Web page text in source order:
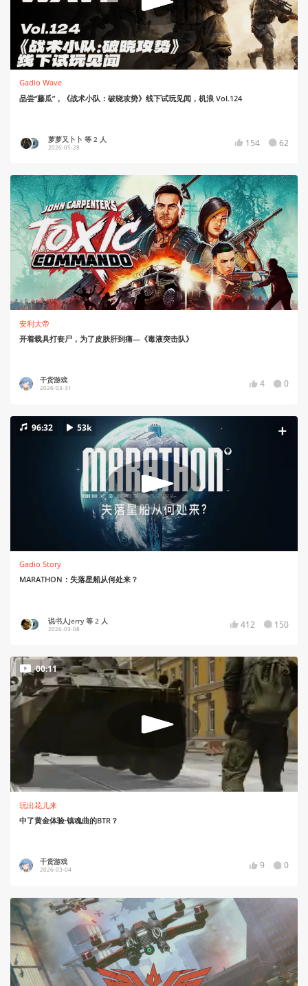
Gadio Wave
品尝“藤瓜”，《战术小队：破晓攻势》线下试玩见闻，机浪 Vol.124
萝萝又卜卜 等 2 人
2026-05-28 154 62
安利大帝
开着载具打丧尸，为了皮肤肝到痛—《毒液突击队》
干货游戏
2026-03-31 4 0
96:32 53k
Gadio Story
MARATHON：失落星船从何处来？
说书人Jerry 等 2 人
2026-03-08 412 150
00:11
玩出花儿来
中了黄金体验·镇魂曲的BTR？
干货游戏
2026-03-04 9 0